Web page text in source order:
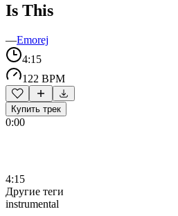
Is This
—Emorej
4:15
122 BPM
Купить трек
0:00
4:15
Другие теги
instrumental